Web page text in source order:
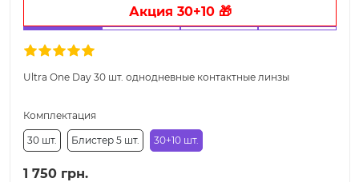
Акция 30+10 🎁
Ultra One Day 30 шт. однодневные контактные линзы
Комплектация
30 шт. Блистер 5 шт. 30+10 шт.
1 750 грн.